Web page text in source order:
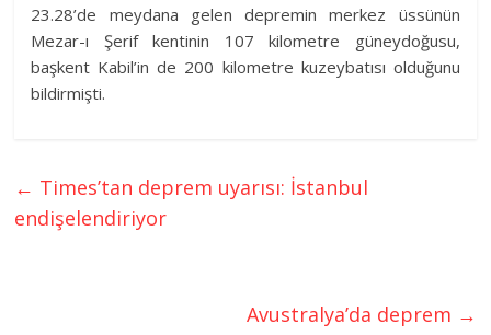
23.28’de meydana gelen depremin merkez üssünün
Mezar-ı Şerif kentinin 107 kilometre güneydoğusu,
başkent Kabil’in de 200 kilometre kuzeybatısı olduğunu
bildirmişti.
← Times’tan deprem uyarısı: İstanbul
endişelendiriyor
Avustralya’da deprem →